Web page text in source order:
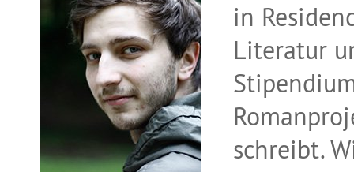
in
Literatur
schreibt.